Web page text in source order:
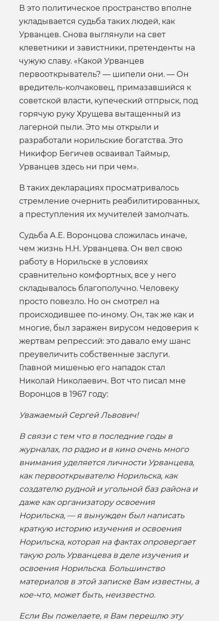
В это политическое пространство вполне
укладывается судьба таких людей, как
Урванцев. Снова выглянули на свет
клеветники и завистники, претенденты на
чужую славу. «Какой Урванцев
первооткрыватель? — шипели они. — Он
вредитель-колчаковец, примазавшийся к
советской власти, купеческий отпрыск, под
горячую руку Хрущева вытащенный из
лагерной пыли. Это мы открыли и
разработали норильские богатства. Это
Никифор Бегичев осваивал Таймыр,
Урванцев здесь ни при чем».
В таких декларациях просматривалось
стремление очернить реабилитированных,
а преступления их мучителей замолчать.
Судьба А.Е. Воронцова сложилась иначе,
чем жизнь Н.Н. Урванцева. Он вел свою
работу в Норильске в условиях
сравнительно комфортных, все у него
складывалось благополучно. Человеку
просто повезло. Но он смотрел на
происходившее по-иному. Он, так же как и
многие, был заражен вирусом недоверия к
жертвам репрессий: это давало ему шанс
преувеличить собственные заслуги.
Главной мишенью его нападок стал
Николай Николаевич. Вот что писал мне
Воронцов в 1967 году:
Уважаемый Сергей Львович!
В связи с тем что в последние годы в
журналах, по радио и в кино очень много
внимания уделяется личности Урванцева,
как первооткрывателю Норильска, как
создателю рудной и угольной баз района и
даже как организатору освоения
Норильска, — я вынужден был написать
краткую историю изучения и освоения
Норильска, которая на фактах опровергает
такую роль Урванцева в деле изучения и
освоения Норильска. Большинство
материалов в этой записке Вам известны, а
кое-что, может быть, неизвестно.
Если Вы пожелаете, я Вам перешлю эту